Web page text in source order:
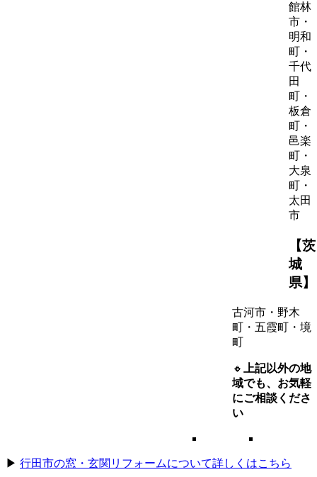
館林
市・
明和
町・
千代
田
町・
板倉
町・
邑楽
町・
大泉
町・
太田
市
【茨
城
県】
古河市・野木
町・五霞町・境
町
🔸
上記以外の地
域でも、お気軽
にご相談くださ
い
▶ 行田市の窓・玄関リフォームについて詳しくはこちら